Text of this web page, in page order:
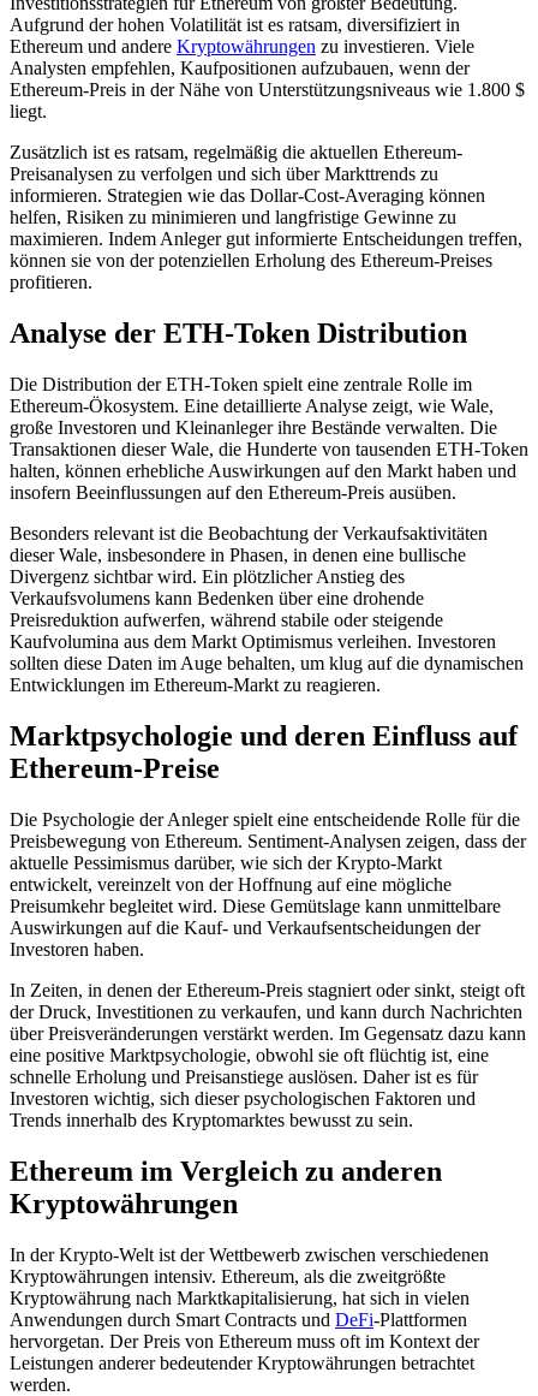
Aufgrund der hohen Volatilität ist es ratsam, diversifiziert in
Ethereum und andere Kryptowährungen zu investieren. Viele
Analysten empfehlen, Kaufpositionen aufzubauen, wenn der
Ethereum-Preis in der Nähe von Unterstützungsniveaus wie 1.800 $
liegt.
Zusätzlich ist es ratsam, regelmäßig die aktuellen Ethereum-
Preisanalysen zu verfolgen und sich über Markttrends zu
informieren. Strategien wie das Dollar-Cost-Averaging können
helfen, Risiken zu minimieren und langfristige Gewinne zu
maximieren. Indem Anleger gut informierte Entscheidungen treffen,
können sie von der potenziellen Erholung des Ethereum-Preises
profitieren.
Analyse der ETH-Token Distribution
Die Distribution der ETH-Token spielt eine zentrale Rolle im
Ethereum-Ökosystem. Eine detaillierte Analyse zeigt, wie Wale,
große Investoren und Kleinanleger ihre Bestände verwalten. Die
Transaktionen dieser Wale, die Hunderte von tausenden ETH-Token
halten, können erhebliche Auswirkungen auf den Markt haben und
insofern Beeinflussungen auf den Ethereum-Preis ausüben.
Besonders relevant ist die Beobachtung der Verkaufsaktivitäten
dieser Wale, insbesondere in Phasen, in denen eine bullische
Divergenz sichtbar wird. Ein plötzlicher Anstieg des
Verkaufsvolumens kann Bedenken über eine drohende
Preisreduktion aufwerfen, während stabile oder steigende
Kaufvolumina aus dem Markt Optimismus verleihen. Investoren
sollten diese Daten im Auge behalten, um klug auf die dynamischen
Entwicklungen im Ethereum-Markt zu reagieren.
Marktpsychologie und deren Einfluss auf
Ethereum-Preise
Die Psychologie der Anleger spielt eine entscheidende Rolle für die
Preisbewegung von Ethereum. Sentiment-Analysen zeigen, dass der
aktuelle Pessimismus darüber, wie sich der Krypto-Markt
entwickelt, vereinzelt von der Hoffnung auf eine mögliche
Preisumkehr begleitet wird. Diese Gemütslage kann unmittelbare
Auswirkungen auf die Kauf- und Verkaufsentscheidungen der
Investoren haben.
In Zeiten, in denen der Ethereum-Preis stagniert oder sinkt, steigt oft
der Druck, Investitionen zu verkaufen, und kann durch Nachrichten
über Preisveränderungen verstärkt werden. Im Gegensatz dazu kann
eine positive Marktpsychologie, obwohl sie oft flüchtig ist, eine
schnelle Erholung und Preisanstiege auslösen. Daher ist es für
Investoren wichtig, sich dieser psychologischen Faktoren und
Trends innerhalb des Kryptomarktes bewusst zu sein.
Ethereum im Vergleich zu anderen
Kryptowährungen
In der Krypto-Welt ist der Wettbewerb zwischen verschiedenen
Kryptowährungen intensiv. Ethereum, als die zweitgrößte
Kryptowährung nach Marktkapitalisierung, hat sich in vielen
Anwendungen durch Smart Contracts und DeFi-Plattformen
hervorgetan. Der Preis von Ethereum muss oft im Kontext der
Leistungen anderer bedeutender Kryptowährungen betrachtet
werden.